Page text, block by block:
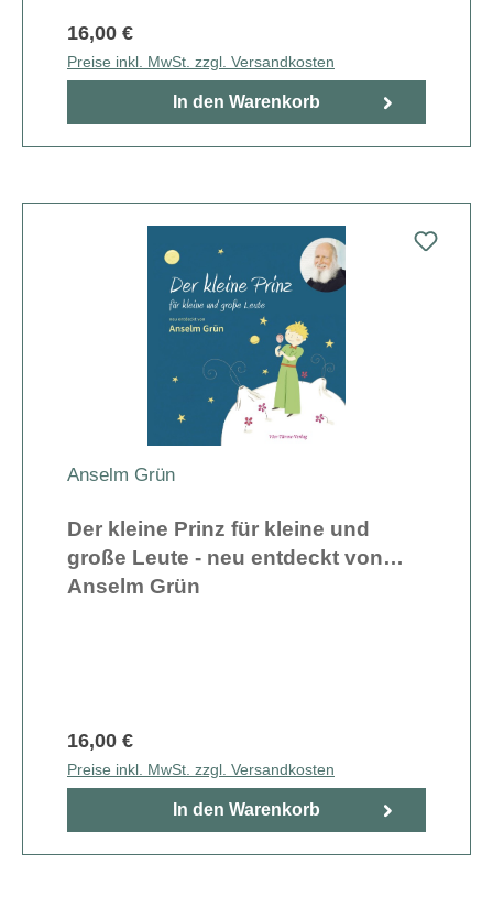
16,00 €
Preise inkl. MwSt. zzgl. Versandkosten
In den Warenkorb
Anselm Grün
Der kleine Prinz für kleine und
große Leute - neu entdeckt von
Anselm Grün
16,00 €
Preise inkl. MwSt. zzgl. Versandkosten
In den Warenkorb